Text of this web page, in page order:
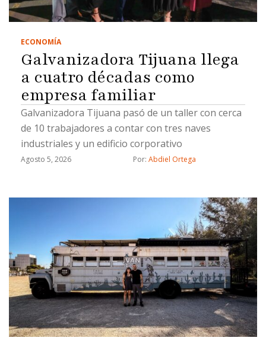
ECONOMÍA
Galvanizadora Tijuana llega
a cuatro décadas como
empresa familiar
Galvanizadora Tijuana pasó de un taller con cerca
de 10 trabajadores a contar con tres naves
industriales y un edificio corporativo
Agosto 5, 2026 Por: Abdiel Ortega